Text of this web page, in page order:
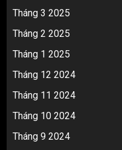
Tháng 3 2025
Tháng 2 2025
Tháng 1 2025
Tháng 12 2024
Tháng 11 2024
Tháng 10 2024
Tháng 9 2024